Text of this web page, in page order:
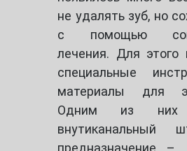
не удалять зуб, но
с помощью
лечения. Для этого
специальные
материалы для
Одним из них
внутиканальный
предназначение